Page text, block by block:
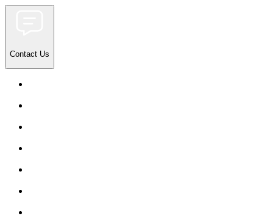
Contact Us